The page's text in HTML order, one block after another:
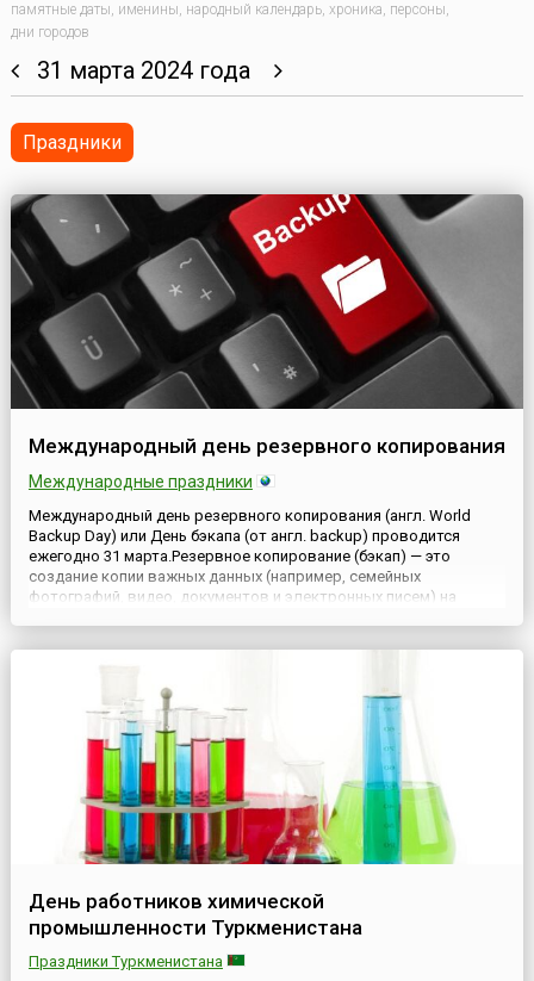
памятные даты, именины, народный календарь, хроника, персоны,
дни городов
31 марта 2024 года
Праздники
Международный день резервного копирования
Международные праздники
Международный день резервного копирования (англ. World
Backup Day) или День бэкапа (от англ. backup) проводится
ежегодно 31 марта.Резервное копирование (бэкап) — это
создание копии важных данных (например, семейных
фотографий, видео, документов и электронных писем) на
День работников химической
промышленности Туркменистана
Праздники Туркменистана